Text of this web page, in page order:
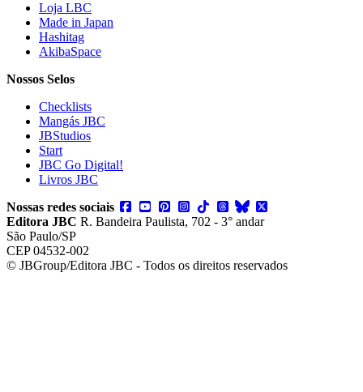
Loja LBC
Made in Japan
Hashitag
AkibaSpace
Nossos Selos
Checklists
Mangás JBC
JBStudios
Start
JBC Go Digital!
Livros JBC
Nossas redes sociais
Editora JBC R. Bandeira Paulista, 702 - 3° andar
São Paulo/SP
CEP 04532-002
© JBGroup/Editora JBC - Todos os direitos reservados